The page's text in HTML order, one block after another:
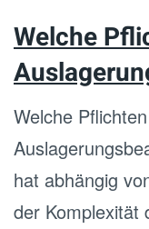
Welche
Welche
hat abhängig
der Komplexität